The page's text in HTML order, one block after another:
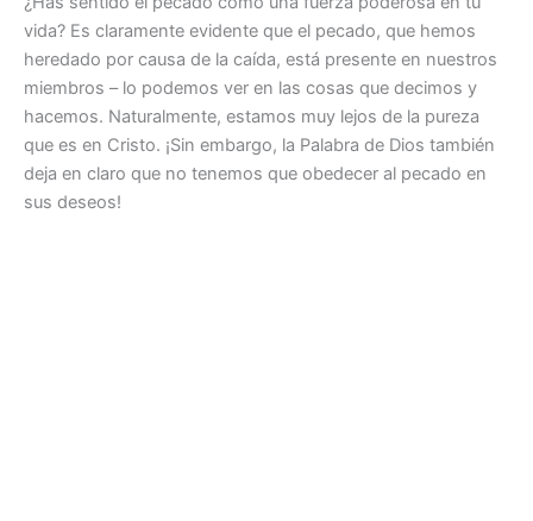
vida? Es claramente evidente que el pecado, que hemos
heredado por causa de la caída, está presente en nuestros
miembros – lo podemos ver en las cosas que decimos y
hacemos. Naturalmente, estamos muy lejos de la pureza
que es en Cristo. ¡Sin embargo, la Palabra de Dios también
deja en claro que no tenemos que obedecer al pecado en
sus deseos!